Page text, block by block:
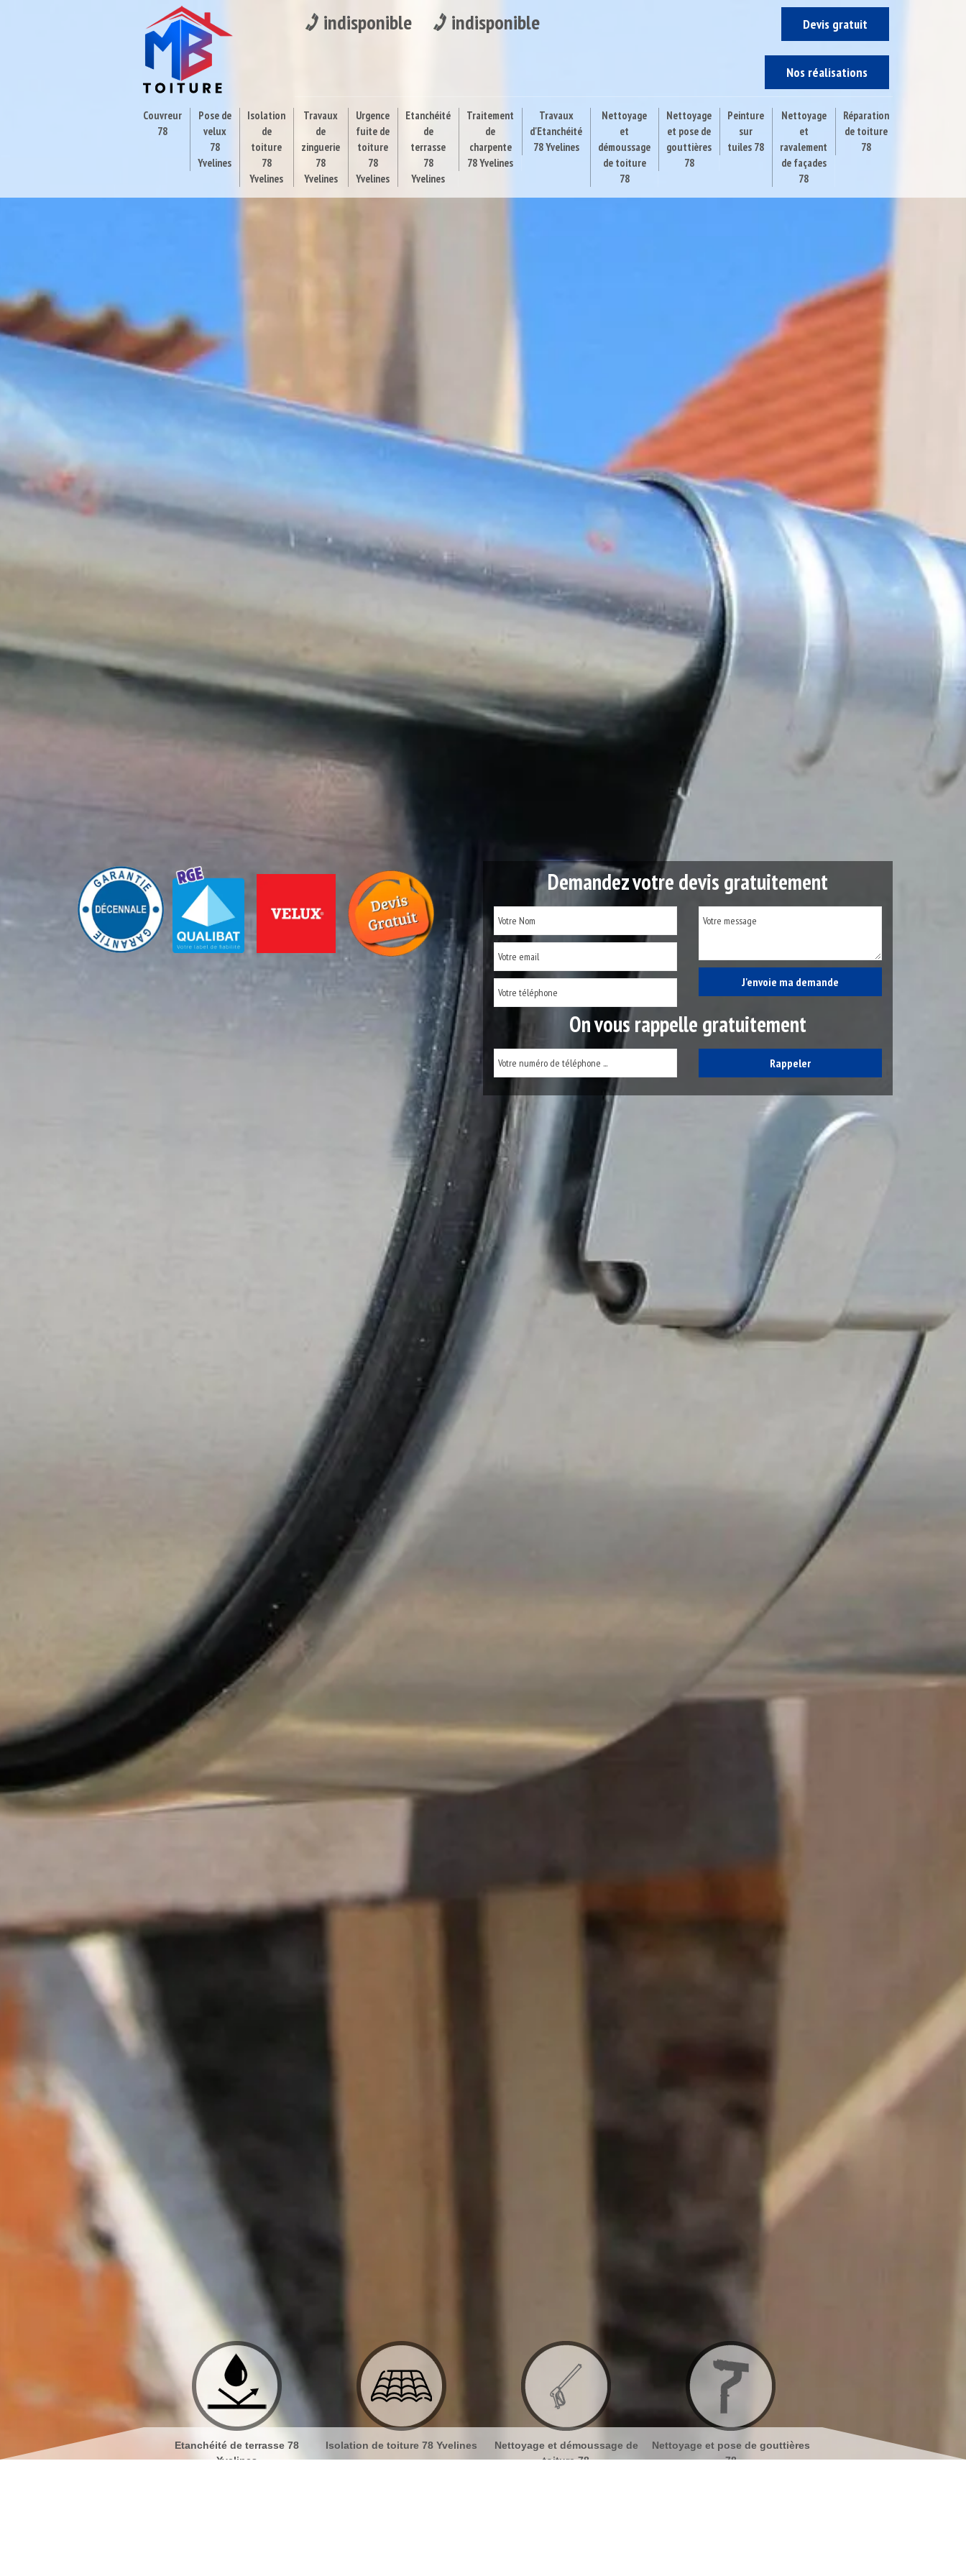
indisponible indisponible Devis gratuit
Nos réalisations
Couvreur
78
Pose de
velux
78
Yvelines
Isolation
de
toiture
78
Yvelines
Travaux
de
zinguerie
78
Yvelines
Urgence
fuite de
toiture
78
Yvelines
Etanchéité
de
terrasse
78
Yvelines
Traitement
de
charpente
78 Yvelines
Travaux
d'Etanchéité
78 Yvelines
Nettoyage
et
démoussage
de toiture
78
Nettoyage
et pose de
gouttières
78
Peinture
sur
tuiles 78
Nettoyage
et
ravalement
de façades
78
Réparation
de toiture
78
Demandez votre devis gratuitement
On vous rappelle gratuitement
Etanchéité de terrasse 78
Yvelines
Isolation de toiture 78 Yvelines
Nettoyage et démoussage de
toiture 78
Nettoyage et pose de gouttières
78
Nettoyage et ravalement de
façades 78
Peinture sur